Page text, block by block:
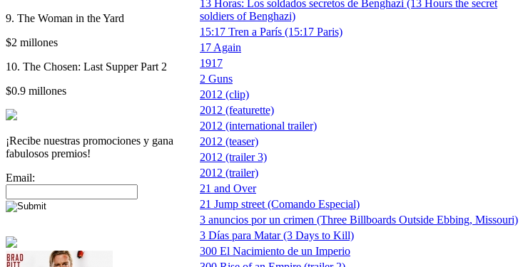
9. The Woman in the Yard
$2 millones
10. The Chosen: Last Supper Part 2
$0.9 millones
¡Recibe nuestras promociones y gana
fabulosos premios!
Email:
13 Horas: Los soldados secretos de Benghazi (13 Hours the secret
soldiers of Benghazi)
15:17 Tren a París (15:17 Paris)
17 Again
1917
2 Guns
2012 (clip)
2012 (featurette)
2012 (international trailer)
2012 (teaser)
2012 (trailer 3)
2012 (trailer)
21 and Over
21 Jump street (Comando Especial)
3 anuncios por un crimen (Three Billboards Outside Ebbing, Missouri)
3 Días para Matar (3 Days to Kill)
300 El Nacimiento de un Imperio